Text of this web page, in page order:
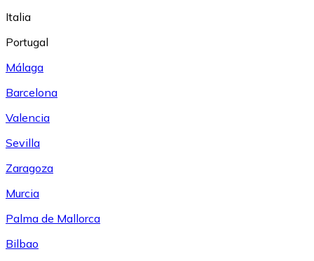
Italia
Portugal
Málaga
Barcelona
Valencia
Sevilla
Zaragoza
Murcia
Palma de Mallorca
Bilbao